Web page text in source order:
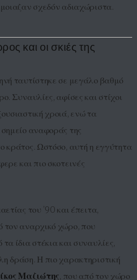
σχεδόν αδιαχώριστα.
και οι σκιές της
ταυτίστηκε σε μεγάλο βαθμό
Συναυλίες, αφίσες και στίχοι
χροιά, ενώ τα
αναφοράς της
κράτος. Ωστόσο, αυτή η εγγύτητα
και πιο σκοτεινές
του ’90 και έπειτα,
τον αναρχικό χώρο, που
ίδια στέκια και συναυλίες,
δράση. Η πιο χαρακτηριστική
Μαζιώτης, που από τον χώρο